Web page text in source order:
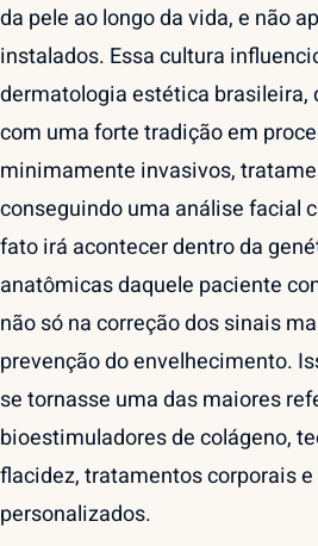
da pele ao longo da vida, e não
instalados. Essa cultura
dermatologia estética brasileira,
com uma forte tradição em
minimamente invasivos,
conseguindo uma análise facial
fato irá acontecer dentro da
anatômicas daquele paciente
não só na correção dos sinais
prevenção do envelhecimento.
se tornasse uma das maiores
bioestimuladores de colágeno,
flacidez, tratamentos corporais
personalizados.